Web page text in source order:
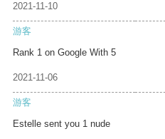
2021-11-10
游客
Rank 1 on Google With 5
2021-11-06
游客
Estelle sent you 1 nude